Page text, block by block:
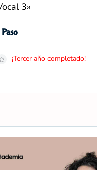
3»
Paso
¡Tercer año completado!